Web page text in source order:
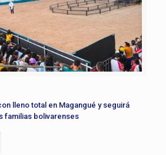
lleno total en Magangué y seguirá
familias bolivarenses